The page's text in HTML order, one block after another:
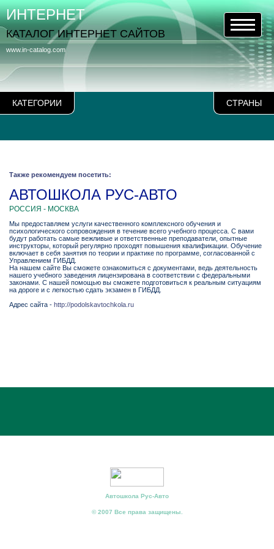
КАТЕГОРИИ СТРАНЫ
www.in-catalog.com
ИНТЕРНЕТ
КАТАЛОГ ИНТЕРНЕТ САЙТОВ
Также рекомендуем посетить:
АВТОШКОЛА РУС-АВТО
РОССИЯ - МОСКВА
Мы предоставляем услуги качественного комплексного обучения и
психологического сопровождения в течение всего учебного процесса. С вами
будут работать самые вежливые и ответственные преподаватели, опытные
инструкторы, который регулярно проходят повышения квалификации. Обучение
включает в себя занятия по теории и практике по программе, согласованной с
Управлением ГИБДД.
На нашем сайте Вы сможете ознакомиться с документами, ведь деятельность
нашего учебного заведения лицензирована в соответствии с федеральными
законами. С нашей помощью вы сможете подготовиться к реальным ситуациям
на дороге и с легкостью сдать экзамен в ГИБДД.
Адрес сайта - http://podolskavtochkola.ru
Автошкола Рус-Авто
© 2007 Все права защищены.